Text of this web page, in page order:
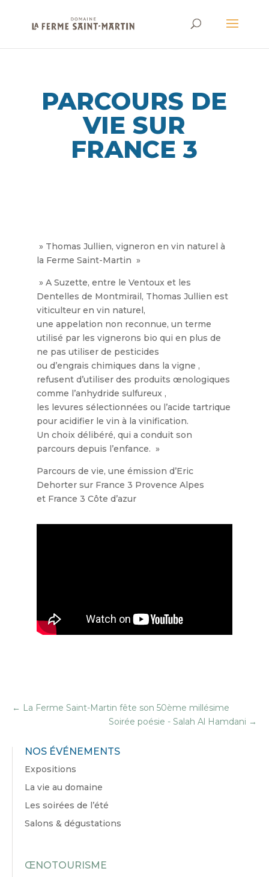
PARCOURS DE
VIE SUR
FRANCE 3
» Thomas Jullien, vigneron en vin naturel à
la Ferme Saint-Martin »
» A Suzette, entre le Ventoux et les
Dentelles de Montmirail, Thomas Jullien est
viticulteur en vin naturel,
une appelation non reconnue, un terme
utilisé par les vignerons bio qui en plus de
ne pas utiliser de pesticides
ou d’engrais chimiques dans la vigne ,
refusent d’utiliser des produits œnologiques
comme l’anhydride sulfureux ,
les levures sélectionnées ou l’acide tartrique
pour acidifier le vin à la vinification.
Un choix délibéré, qui a conduit son
parcours depuis l’enfance. »
Parcours de vie, une émission d’Eric
Dehorter sur France 3 Provence Alpes
et France 3 Côte d’azur
← La Ferme Saint-Martin fête son 50ème millésime
Soirée poésie - Salah Al Hamdani →
NOS ÉVÉNEMENTS
Expositions
La vie au domaine
Les soirées de l’été
Salons & dégustations
ŒNOTOURISME